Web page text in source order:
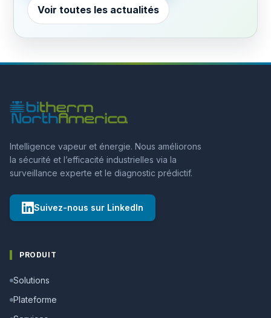
Voir toutes les actualités
Intelligence vapeur et énergie. Nous améliorons
la sécurité et l’efficacité industrielles via la
surveillance experte et le diagnostic prédictif.
Suivez-nous sur LinkedIn
PRODUIT
Solutions
Plateforme